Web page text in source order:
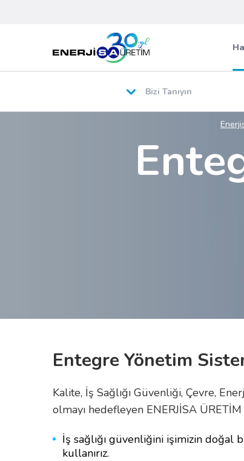
Bizi Tanıyın
Entegre Yönetim
Kalite, İş Sağlığı Güvenliği, Çevre,
olmayı hedefleyen ENERJİSA
İş sağlığı güvenliğini işimizin doğal
kullanırız.